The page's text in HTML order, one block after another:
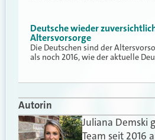
Deutsche wieder
Altersvorsorge
Die Deutschen sind der
als noch 2016, wie der aktuelle
Autorin
Juliana Demski
Team seit 2016